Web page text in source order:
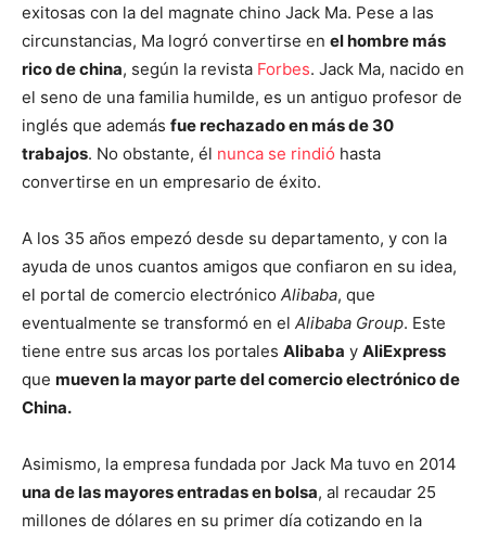
exitosas con la del magnate chino Jack Ma. Pese a las
circunstancias, Ma logró convertirse en el hombre más
rico de china, según la revista Forbes. Jack Ma, nacido en
el seno de una familia humilde, es un antiguo profesor de
inglés que además fue rechazado en más de 30
trabajos. No obstante, él nunca se rindió hasta
convertirse en un empresario de éxito.
A los 35 años empezó desde su departamento, y con la
ayuda de unos cuantos amigos que confiaron en su idea,
el portal de comercio electrónico Alibaba, que
eventualmente se transformó en el Alibaba Group. Este
tiene entre sus arcas los portales Alibaba y AliExpress
que mueven la mayor parte del comercio electrónico de
China.
Asimismo, la empresa fundada por Jack Ma tuvo en 2014
una de las mayores entradas en bolsa, al recaudar 25
millones de dólares en su primer día cotizando en la